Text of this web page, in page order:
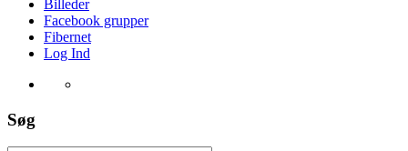
Billeder
Facebook grupper
Fibernet
Log Ind
Søg